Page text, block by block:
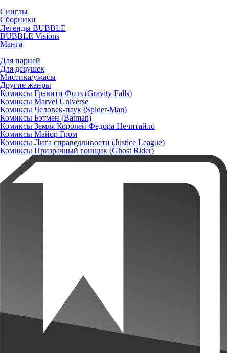
Синглы
Сборники
Легенды BUBBLE
BUBBLE Visions
Манга
Для парней
Для девушек
Мистика/ужасы
Другие жанры
Комиксы Гравити Фолз (Gravity Falls)
Комиксы Marvel Universe
Комиксы Человек-паук (Spider-Man)
Комиксы Бэтмен (Batman)
Комиксы Земля Королей Федора Нечитайло
Комиксы Майор Гром
Комиксы Лига справедливости (Justice League)
Комиксы Призрачный гонщик (Ghost Rider)